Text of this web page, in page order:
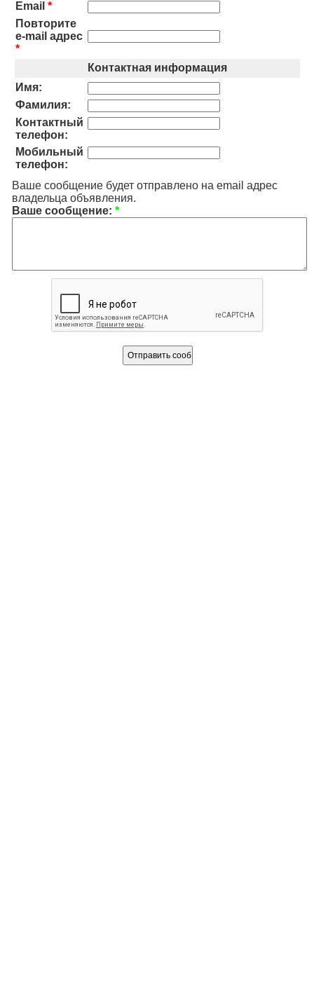
Email *
Повторите
e-mail адрес
*
Контактная информация
Имя:
Фамилия:
Контактный
телефон:
Мобильный
телефон:
Ваше сообщение будет отправлено на email адрес
владельца объявления.
Ваше сообщение: *